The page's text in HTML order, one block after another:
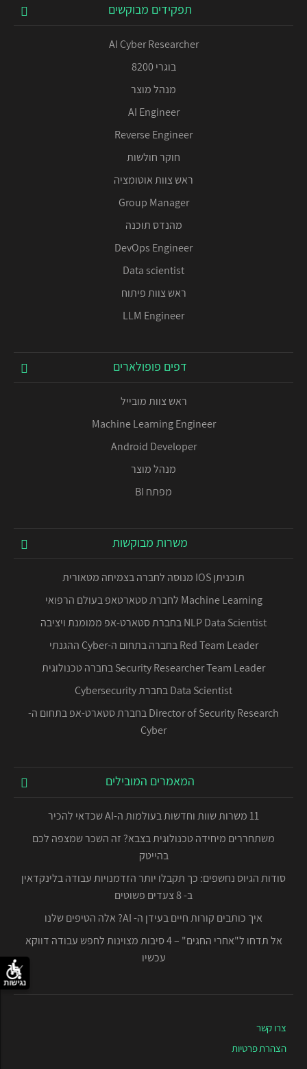
תפקידים מבוקשים
AI Cyber Researcher
בוגרי 8200
מנהל מוצר
AI Engineer
Reverse Engineer
חוקר חולשות
ראש צוות אוטומציה
Group Manager
מהנדס תוכנה
DevOps Engineer
Data scientist
ראש צוות פיתוח
LLM Engineer
דפים פופולארים
ראש צוות מובייל
Machine Learning Engineer
Android Developer
מנהל מוצר
מפתח BI
משרות מבוקשות
תוכניתן IOS מנוסה לחברה בצמיחה מטאורית
Machine Learning לחברת סטארטאפ בעולם הרפואי
NLP Data Scientist בחברת סטארט-אפ ממומנת ויציבה
Red Team Leader בחברה בתחום ה-Cyber ההגנתי
Security Researcher Team Leader בחברה טכנולוגית
Data Scientist בחברת Cybersecurity
Director of Security Research בחברת סטארט-אפ בתחום ה-
Cyber
המאמרים המובילים
11 משרות שוות וחדשות בעולמות ה-AI שכדאי להכיר
משתחררים מיחידה טכנולוגית בצבא? זה השכר שמצפה לכם
בהייטק
סודות הגיוס נחשפים: כך תקבלו יותר הזדמנויות עבודה בלינקדאין
ב- 8 צעדים פשוטים
איך כותבים קורות חיים בעידן ה- AI? אלה הטיפים שלנו
אל תדחו ל"אחרי החגים" – 4 סיבות מצוינות לחפש עבודה דווקא
עכשיו
צרו קשר
הצהרת פרטיות
נגישות